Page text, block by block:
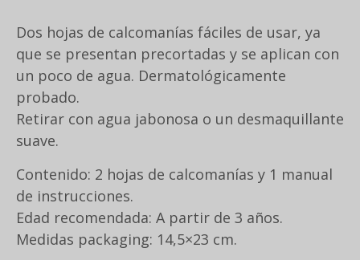
Dos hojas de calcomanías fáciles de usar, ya
que se presentan precortadas y se aplican con
un poco de agua. Dermatológicamente
probado.
Retirar con agua jabonosa o un desmaquillante
suave.
Contenido: 2 hojas de calcomanías y 1 manual
de instrucciones.
Edad recomendada: A partir de 3 años.
Medidas packaging: 14,5×23 cm.